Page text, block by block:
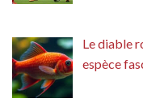
Le diable
espèce